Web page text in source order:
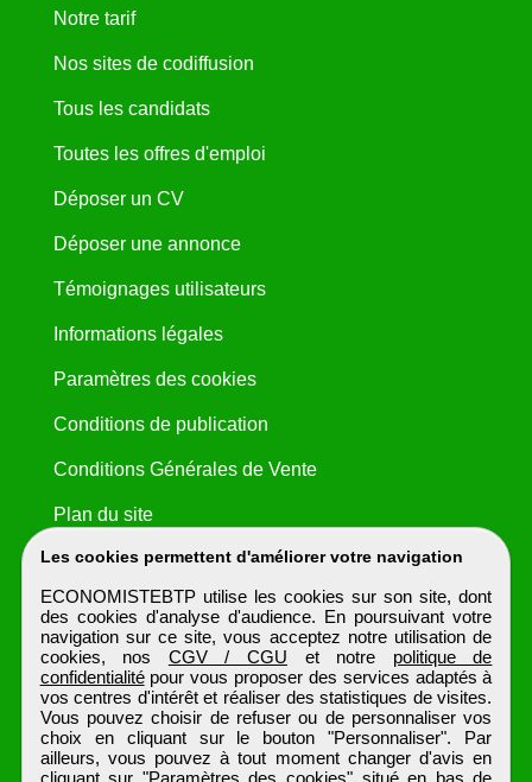
Les cookies permettent d'améliorer votre navigation
ECONOMISTEBTP utilise les cookies sur son site, dont
des cookies d'analyse d'audience. En poursuivant votre
navigation sur ce site, vous acceptez notre utilisation de
cookies, nos CGV / CGU et notre politique de
confidentialitépour vous proposer des services adaptés à
vos centres d'intérêt et réaliser des statistiques de visites.
Vous pouvez choisir de refuser ou de personnaliser vos
choix en cliquant sur le bouton "Personnaliser". Par
ailleurs, vous pouvez à tout moment changer d'avis en
cliquant sur "Paramètres des cookies" situé en bas de
Notre tarif
Nos sites de codiffusion
Tous les candidats
Toutes les offres d'emploi
Déposer un CV
Déposer une annonce
Témoignages utilisateurs
Informations légales
Paramètres des cookies
Conditions de publication
Conditions Générales de Vente
Plan du site